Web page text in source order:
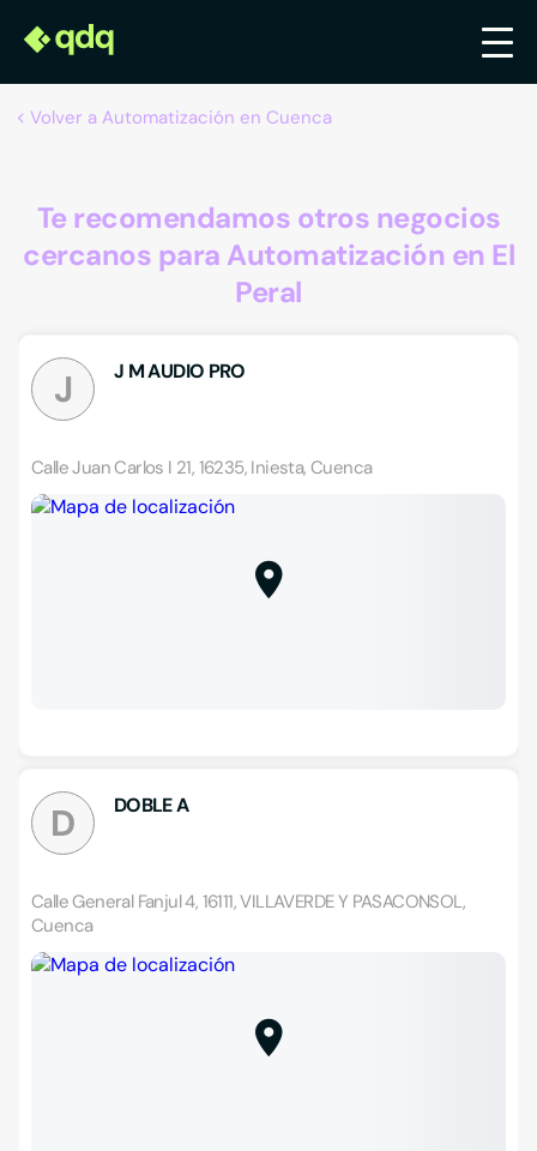
Volver a Automatización en Cuenca
Te recomendamos otros negocios
cercanos para Automatización en El
Peral
J J M AUDIO PRO
Calle Juan Carlos I 21, 16235, Iniesta, Cuenca
D DOBLE A
Calle General Fanjul 4, 16111, VILLAVERDE Y PASACONSOL,
Cuenca